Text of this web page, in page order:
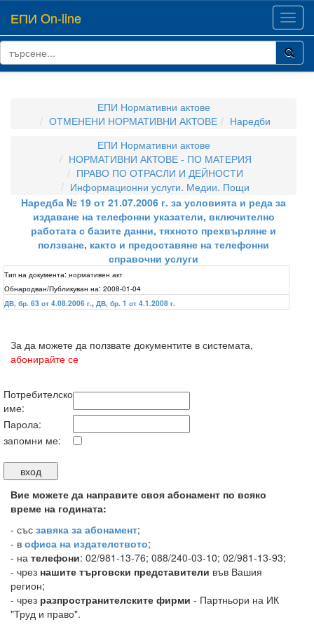
ЕПИ On-line
ЕПИ Нормативни актове
ОТМЕНЕНИ НОРМАТИВНИ АКТОВЕ
Наредби
ЕПИ Нормативни актове
НОРМАТИВНИ АКТОВЕ - ПО МАТЕРИЯ
ПРАВО ПО ОТРАСЛИ И ДЕЙНОСТИ
Информационни услуги. Медии. Пощи
Наредба № 19 от 21.07.2006 г. за условията и реда за
издаване на телефонни указатели, включително
работата с базите данни, тяхното прехвърляне и
ползване, както и предоставяне на телефонни
справочни услуги
Тип на документа: нормативен акт
Обнародван/Публикуван на: 2008-01-04
ДВ, бр. 63 от 4.08.2006 г., ДВ, бр. 1 от 4.1.2008 г.
За да можете да ползвате документите в системата,
абонирайте се
Потребителско
име:
Парола:
запомни ме:
Вие можете да направите своя абонамент по всяко
време на годината:
- със завяка за абонамент;
- в офиса на издателството;
- на телефони: 02/981-13-76; 088/240-03-10; 02/981-13-93;
- чрез нашите търговски представители във Вашия
регион;
- чрез разпространителските фирми - Партньори на ИК
"Труд и право".